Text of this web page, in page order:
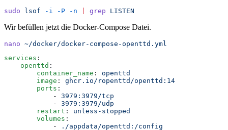
sudo lsof -i -P -n grep LISTEN
Wir befüllen jetzt die Docker-Compose Datei.
nano ~/docker/docker-compose-openttd.yml
services :
    openttd
:
        container_name
:
openttd
        image
:
ghcr.io/ropenttd/openttd:14
        ports
:
            -
3979:3979/tcp
            -
3979:3979/udp
        restart
:
unless-stopped
        volumes
:
            -
./appdata/openttd:/config